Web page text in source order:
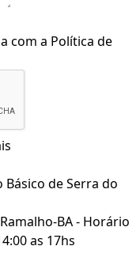
com a Política de
de Serra do
BA - Horário
as 17hs